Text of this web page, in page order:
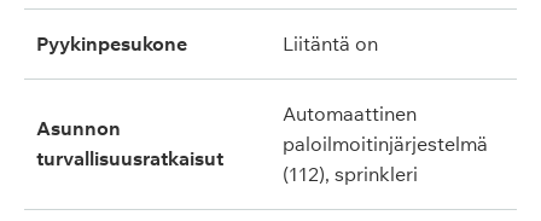
pyykinpesukone liitäntä on
asunnon
turvallisuusratkaisut
automaattinen
paloilmoitinjärjestelmä
(112), sprinkleri